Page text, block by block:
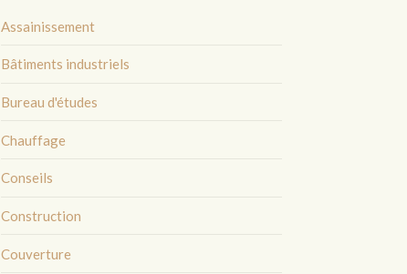
Assainissement
Bâtiments industriels
Bureau d'études
Chauffage
Conseils
Construction
Couverture